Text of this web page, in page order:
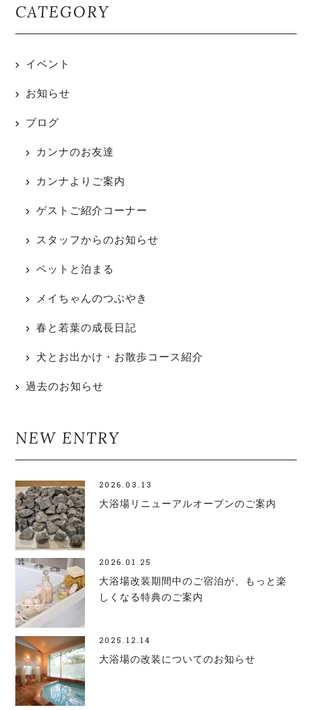
CATEGORY
イベント
お知らせ
ブログ
カンナのお友達
カンナよりご案内
ゲストご紹介コーナー
スタッフからのお知らせ
ペットと泊まる
メイちゃんのつぶやき
春と若葉の成長日記
犬とお出かけ・お散歩コース紹介
過去のお知らせ
NEW ENTRY
2026.03.13
大浴場リニューアルオープンのご案内
2026.01.25
大浴場改装期間中のご宿泊が、もっと楽
しくなる特典のご案内
2025.12.14
大浴場の改装についてのお知らせ